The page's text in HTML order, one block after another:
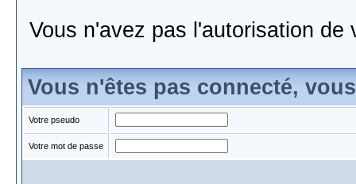
Vous n'avez pas l'autorisation de
Vous n'êtes pas connecté,
Votre pseudo
Votre mot de passe